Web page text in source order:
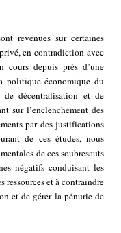
revenues sur certaines
en contradiction avec
cours depuis près d’une
politique économique du
de décentralisation et de
sur l’enclenchement des
par des justifications
de ces études, nous
de ces soubresauts
négatifs conduisant les
ressources et à contraindre
et de gérer la pénurie de